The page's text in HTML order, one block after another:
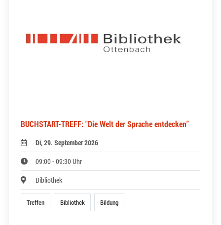
BUCHSTART-TREFF: "Die Welt der Sprache entdecken"
Di, 29. September 2026
09:00 - 09:30 Uhr
Bibliothek
Treffen Bibliothek Bildung